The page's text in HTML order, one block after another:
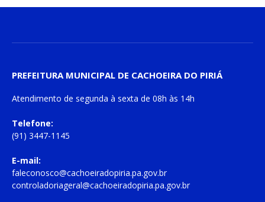
PREFEITURA MUNICIPAL DE CACHOEIRA DO PIRIÁ
Atendimento de segunda à sexta de 08h às 14h
Telefone:
(91) 3447-1145
E-mail:
faleconosco@cachoeiradopiria.pa.gov.br
controladoriageral@cachoeiradopiria.pa.gov.br